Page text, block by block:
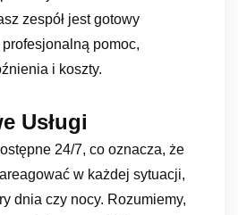
zespół jest gotowy
pomoc,
i koszty.
Usługi
24/7, co oznacza, że
w każdej sytuacji,
dnia czy nocy. Rozumiemy,